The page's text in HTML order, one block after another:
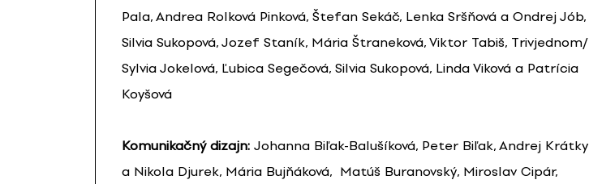
Pala, Andrea Rolková Pinková, Štefan Sekáč, Lenka Sršňová a Ondrej Jób,
Silvia Sukopová, Jozef Staník, Mária Štraneková, Viktor Tabiš, Trivjednom/
Sylvia Jokelová, Ľubica Segečová, Silvia Sukopová, Linda Viková a Patrícia
Koyšová
Komunikačný dizajn: Johanna Biľak-Balušíková, Peter Biľak, Andrej Krátky
a Nikola Djurek, Mária Bujňáková, Matúš Buranovský, Miroslav Cipár,